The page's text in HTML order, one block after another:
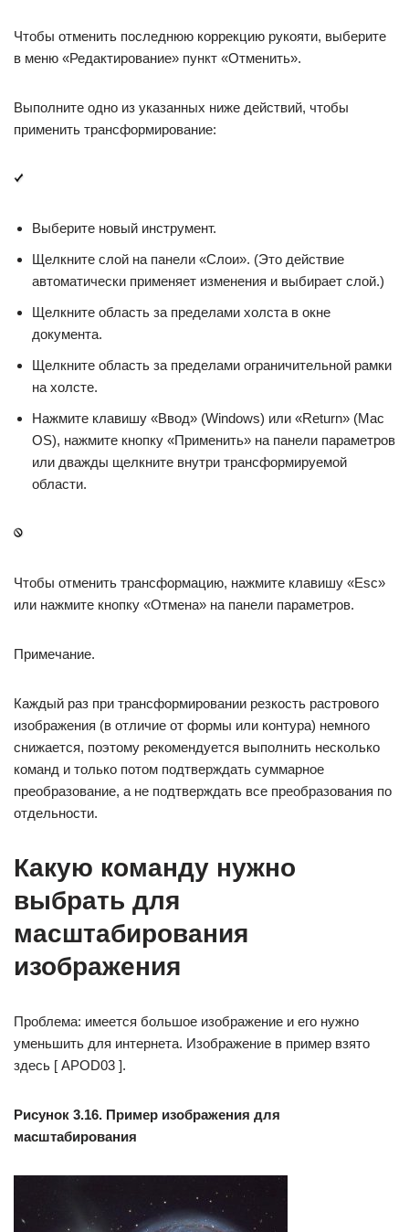
Чтобы отменить последнюю коррекцию рукояти, выберите
в меню «Редактирование» пункт «Отменить».
Выполните одно из указанных ниже действий, чтобы
применить трансформирование:
Выберите новый инструмент.
Щелкните слой на панели «Слои». (Это действие
автоматически применяет изменения и выбирает слой.)
Щелкните область за пределами холста в окне
документа.
Щелкните область за пределами ограничительной рамки
на холсте.
Нажмите клавишу «Ввод» (Windows) или «Return» (Mac
OS), нажмите кнопку «Применить» на панели параметров
или дважды щелкните внутри трансформируемой
области.
Чтобы отменить трансформацию, нажмите клавишу «Esc»
или нажмите кнопку «Отмена» на панели параметров.
Примечание.
Каждый раз при трансформировании резкость растрового
изображения (в отличие от формы или контура) немного
снижается, поэтому рекомендуется выполнить несколько
команд и только потом подтверждать суммарное
преобразование, а не подтверждать все преобразования по
отдельности.
Какую команду нужно
выбрать для
масштабирования
изображения
Проблема: имеется большое изображение и его нужно
уменьшить для интернета. Изображение в пример взято
здесь [ APOD03 ].
Рисунок 3.16. Пример изображения для
масштабирования